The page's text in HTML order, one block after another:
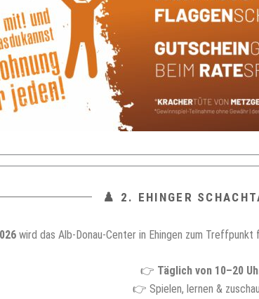
♟️ 2. EHINGER
wird das Alb-Donau-Center in Ehingen zum
👉 Täglich von 10–20
👉 Spielen, lernen &